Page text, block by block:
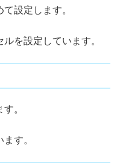
設定します。
を設定しています。
。
す。